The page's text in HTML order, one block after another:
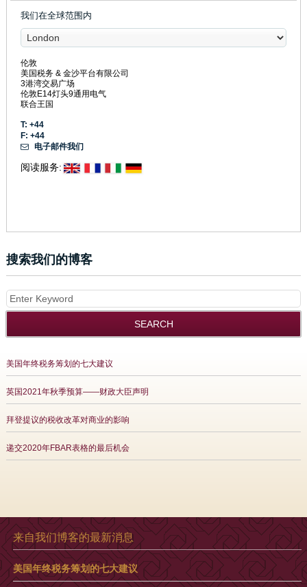
我们在全球范围内
伦敦
美国税务 & 金沙平台有限公司
3港湾交易广场
伦敦E14灯头9通用电气
联合王国
T: +44
F: +44
电子邮件我们
阅读服务:
搜索我们的博客
美国年终税务筹划的七大建议
英国2021年秋季预算——财政大臣声明
拜登提议的税收改革对商业的影响
递交2020年FBAR表格的最后机会
来自我们博客的最新消息
美国年终税务筹划的七大建议